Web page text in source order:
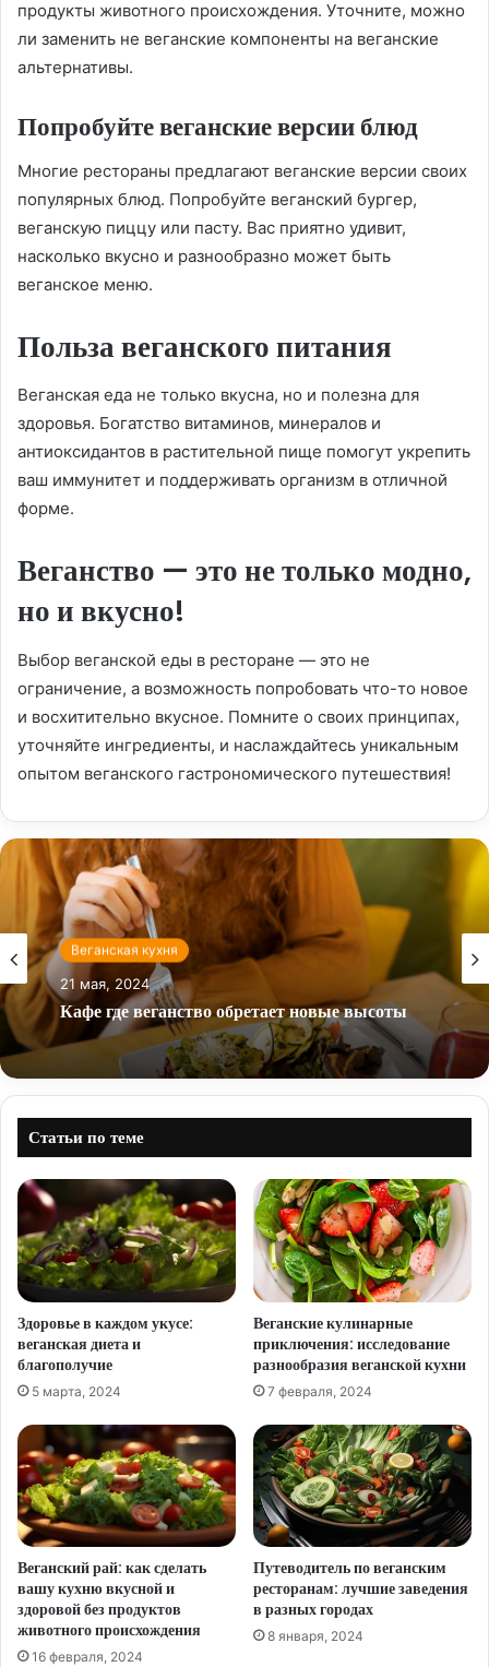
продукты животного происхождения. Уточните, можно
ли заменить не веганские компоненты на веганские
альтернативы.
Попробуйте веганские версии блюд
Многие рестораны предлагают веганские версии своих
популярных блюд. Попробуйте веганский бургер,
веганскую пиццу или пасту. Вас приятно удивит,
насколько вкусно и разнообразно может быть
веганское меню.
Польза веганского питания
Веганская еда не только вкусна, но и полезна для
здоровья. Богатство витаминов, минералов и
антиоксидантов в растительной пище помогут укрепить
ваш иммунитет и поддерживать организм в отличной
форме.
Веганство — это не только модно,
но и вкусно!
Выбор веганской еды в ресторане — это не
ограничение, а возможность попробовать что-то новое
и восхитительно вкусное. Помните о своих принципах,
уточняйте ингредиенты, и наслаждайтесь уникальным
опытом веганского гастрономического путешествия!
Веганская кухня
21 мая, 2024
Кафе где веганство обретает новые высоты
Статьи по теме
Здоровье в каждом укусе:
веганская диета и
благополучие
5 марта, 2024
Веганские кулинарные
приключения: исследование
разнообразия веганской кухни
7 февраля, 2024
Веганский рай: как сделать
вашу кухню вкусной и
здоровой без продуктов
животного происхождения
16 февраля, 2024
Путеводитель по веганским
ресторанам: лучшие заведения
в разных городах
8 января, 2024